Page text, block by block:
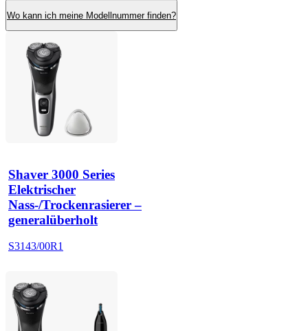
Wo kann ich meine Modellnummer finden?
Shaver 3000 Series
Elektrischer
Nass-/Trockenrasierer –
generalüberholt
S3143/00R1